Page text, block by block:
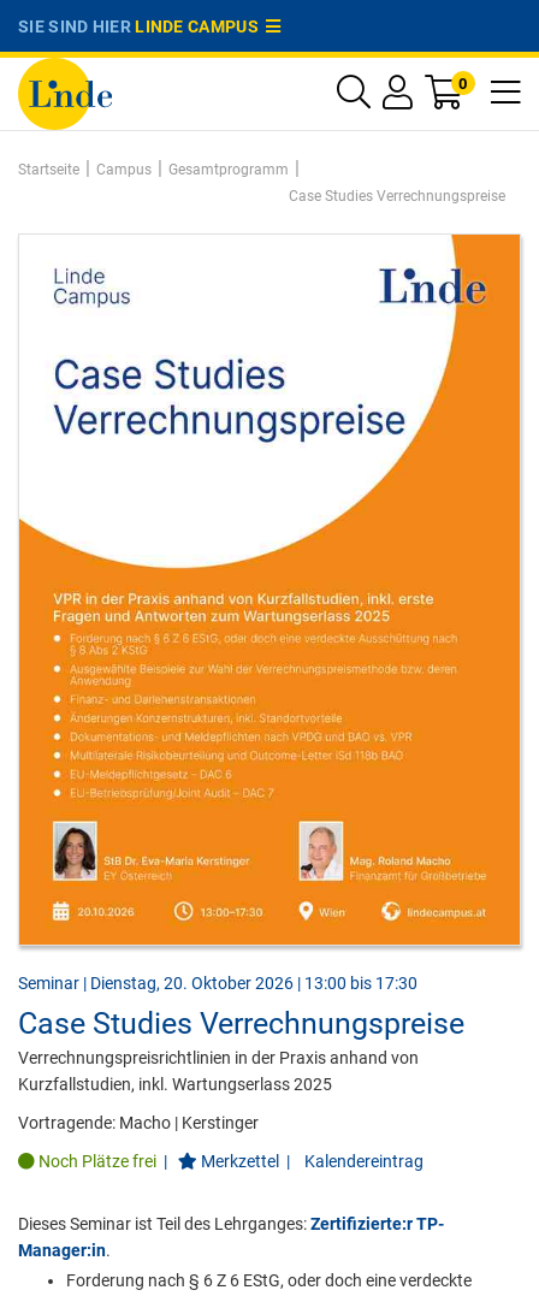
SIE SIND HIERLINDE CAMPUS
0
Startseite | Campus | Gesamtprogramm |
Case Studies Verrechnungspreise
Seminar | Dienstag, 20. Oktober 2026 | 13:00 bis 17:30
Case Studies Verrechnungspreise
Verrechnungspreisrichtlinien in der Praxis anhand von
Kurzfallstudien, inkl. Wartungserlass 2025
Vortragende: Macho | Kerstinger
Noch Plätze frei | Merkzettel | Kalendereintrag
Dieses Seminar ist Teil des Lehrganges:Zertifizierte:r TP-
Manager:in.
Forderung nach § 6 Z 6 EStG, oder doch eine verdeckte